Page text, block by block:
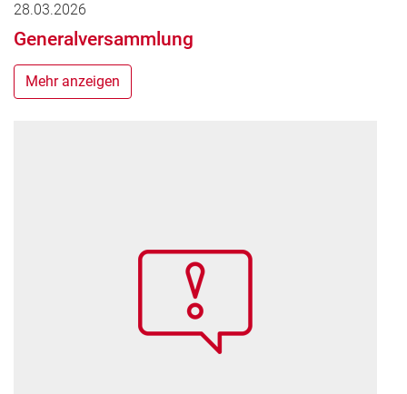
28.03.2026
Generalversammlung
Mehr anzeigen